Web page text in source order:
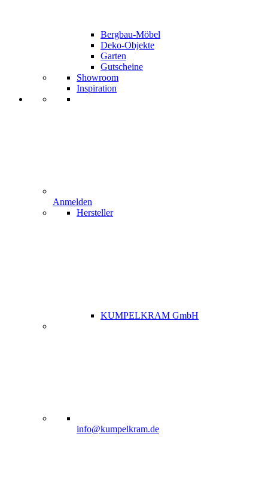
Bergbau-Möbel
Deko-Objekte
Garten
Gutscheine
Showroom
Inspiration
Anmelden
Hersteller
KUMPELKRAM GmbH
info@kumpelkram.de